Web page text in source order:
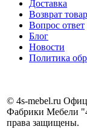
Доставка
Возврат
Вопрос ответ
Блог
Новости
Политика
© 4s-mebel.ru
Фабрики Мебели
права защищены.